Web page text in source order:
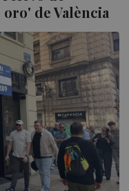
de València